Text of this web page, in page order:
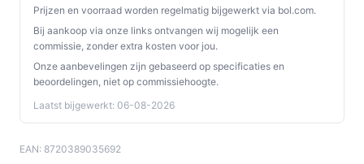
Prijzen en voorraad worden regelmatig bijgewerkt via bol.com.
Bij aankoop via onze links ontvangen wij mogelijk een
commissie, zonder extra kosten voor jou.
Onze aanbevelingen zijn gebaseerd op specificaties en
beoordelingen, niet op commissiehoogte.
Laatst bijgewerkt: 06-08-2026
EAN: 8720389035692